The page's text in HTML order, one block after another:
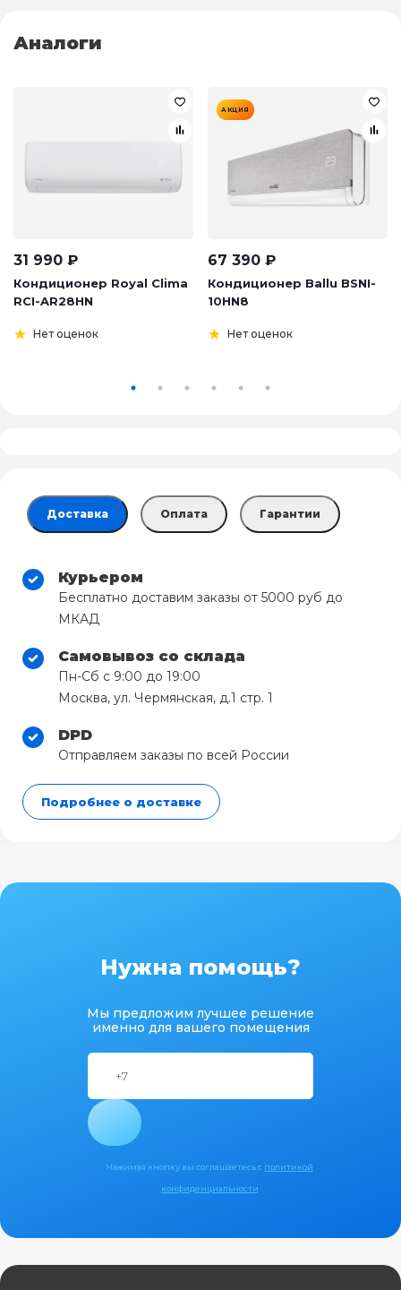
Аналоги
31 990 ₽
Кондиционер Royal Clima
RCI-AR28HN
Нет оценок
АКЦИЯ
67 390 ₽
Кондиционер Ballu BSNI-
10HN8
Нет оценок
Доставка Оплата Гарантии
Курьером
Бесплатно доставим заказы от 5000 руб до
МКАД
Самовывоз со склада
Пн-Сб с 9:00 до 19:00
Москва, ул. Чермянская, д.1 стр. 1
DPD
Отправляем заказы по всей России
Подробнее о доставке
Нужна помощь?
Мы предложим лучшее решение
именно для вашего помещения
Нажимая кнопку вы соглашаетесь с политикой
конфиденциальности